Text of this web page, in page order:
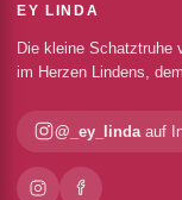
EY LINDA
Die kleine Schatztruhe
im Herzen Lindens,
@_ey_linda auf